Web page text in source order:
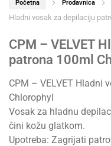
Početna Prodavnica
Hladni vosak za depilaciju
CPM – VELVET
patrona 100ml
CPM – VELVET Hladni
Chlorophyl
Vosak za hladnu
čini kožu glatkom.
Upotreba: Zagrijati